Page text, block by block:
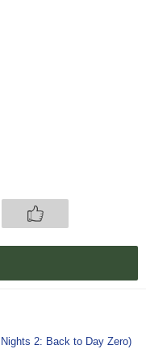
2: Back to Day Zero)